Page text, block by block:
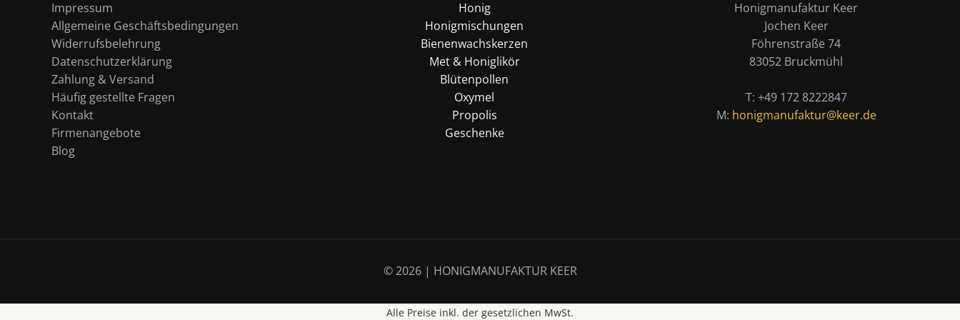
Impressum
Allgemeine Geschäftsbedingungen
Widerrufsbelehrung
Datenschutzerklärung
Zahlung & Versand
Häufig gestellte Fragen
Kontakt
Firmenangebote
Blog
Honig
Honigmischungen
Bienenwachskerzen
Met & Honiglikör
Blütenpollen
Oxymel
Propolis
Geschenke
Honigmanufaktur Keer
Jochen Keer
Föhrenstraße 74
83052 Bruckmühl
T: +49 172 8222847
M: honigmanufaktur@keer.de
© 2026 | HONIGMANUFAKTUR KEER
Alle Preise inkl. der gesetzlichen MwSt.